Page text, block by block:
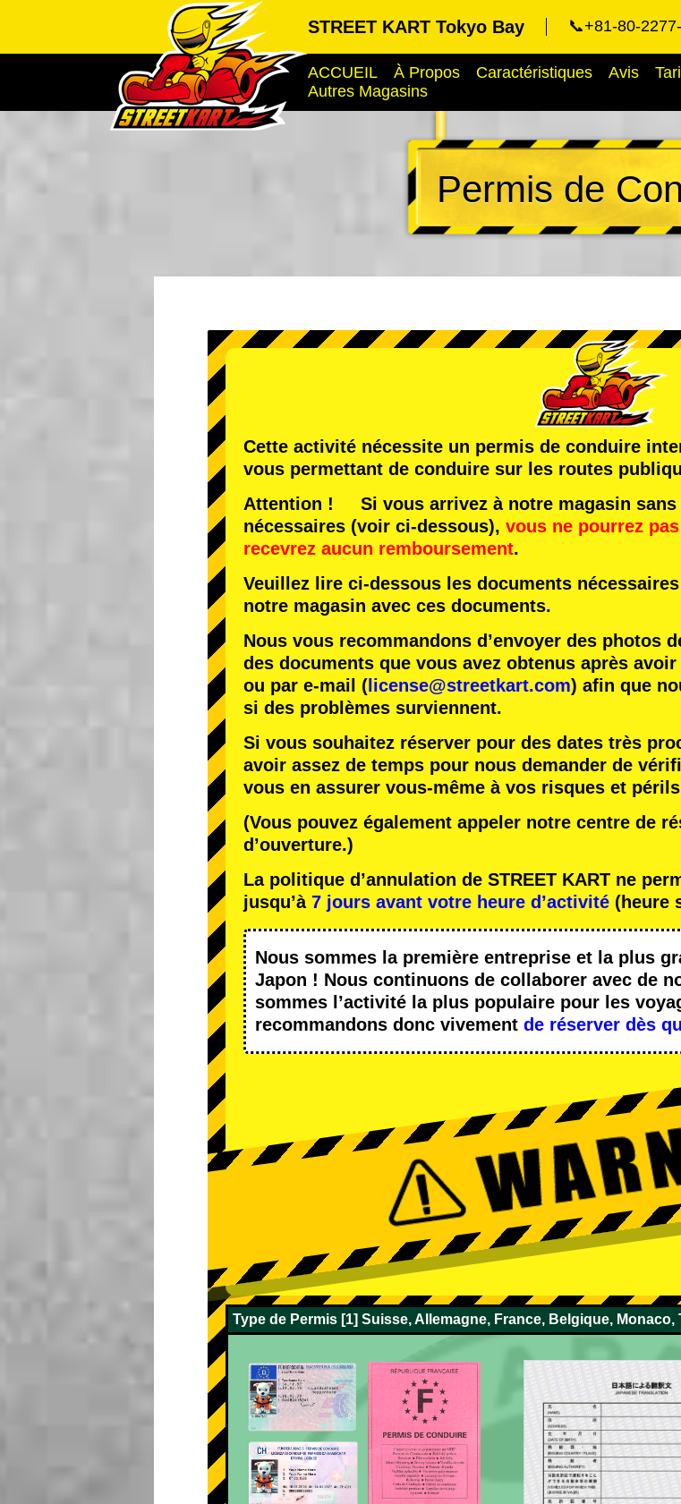
STREET KART Tokyo Bay 📞+81-80-
ACCUEIL À Propos Caractéristiques Avis
Autres Magasins
Permis de
Cette activité nécessite un permis de conduire
vous permettant de conduire sur les routes
Attention ! Si vous arrivez à notre magasin sans
nécessaires (voir ci-dessous), vous ne pourrez
recevrez aucun remboursement.
Veuillez lire ci-dessous les documents
notre magasin avec ces documents.
Nous vous recommandons d’envoyer des photos
des documents que vous avez obtenus après
ou par e-mail ( license@streetkart.com) afin que
si des problèmes surviennent.
Si vous souhaitez réserver pour des dates très
avoir assez de temps pour nous demander de
vous en assurer vous-même à vos risques et
(Vous pouvez également appeler notre centre de
d’ouverture.)
La politique d’annulation de STREET KART ne
jusqu’à 7 jours avant votre heure d’activité (heure
Nous sommes la première entreprise et la plus
Japon ! Nous continuons de collaborer avec de
sommes l’activité la plus populaire pour les
recommandons donc vivement de réserver dès
Type de Permis [1] Suisse, Allemagne, France, Belgique, Monaco,